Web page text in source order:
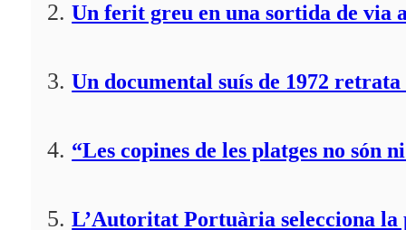
Un ferit greu en una sortida de via
Un documental suís de 1972
“Les copines de les platges no
L’Autoritat Portuària selecciona